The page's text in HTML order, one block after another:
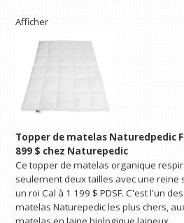
Afficher
Topper de matelas Naturedpedic
899 $ chez Naturepedic
Ce topper de matelas organique
seulement deux tailles avec une reine
un roi Cal à 1 199 $ PDSF. C'est l'un
matelas Naturepedic les plus chers,